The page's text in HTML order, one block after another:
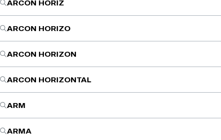
ARCON HORIZ
ARCON HORIZO
ARCON HORIZON
ARCON HORIZONTAL
ARM
ARMA